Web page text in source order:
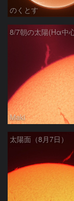
のくとす
Maki
太陽面（8月7日）